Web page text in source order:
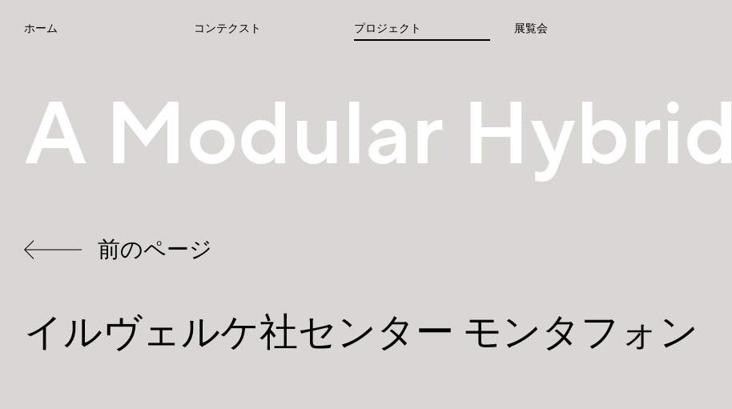
ホーム コンテクスト プロジェクト 展覧会
A Modular Hybrid
前のページ
イルヴェルケ社センター モンタフォン